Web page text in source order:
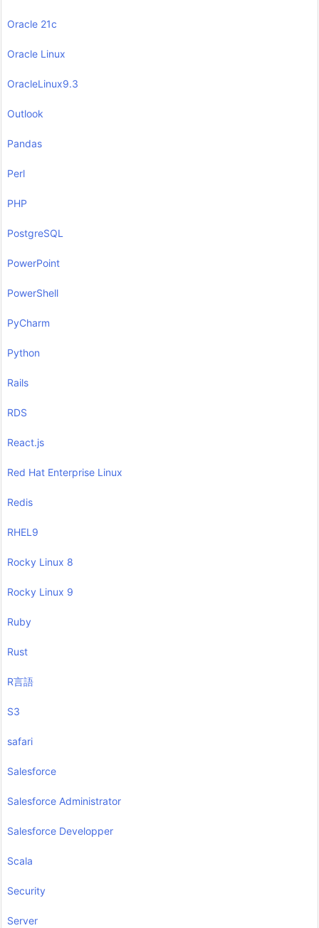
Oracle 21c
Oracle Linux
OracleLinux9.3
Outlook
Pandas
Perl
PHP
PostgreSQL
PowerPoint
PowerShell
PyCharm
Python
Rails
RDS
React.js
Red Hat Enterprise Linux
Redis
RHEL9
Rocky Linux 8
Rocky Linux 9
Ruby
Rust
R言語
S3
safari
Salesforce
Salesforce Administrator
Salesforce Developper
Scala
Security
Server